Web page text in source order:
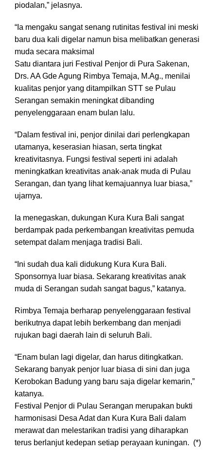
piodalan,” jelasnya.
“Ia mengaku sangat senang rutinitas festival ini meski
baru dua kali digelar namun bisa melibatkan generasi
muda secara maksimal
Satu diantara juri Festival Penjor di Pura Sakenan,
Drs. AA Gde Agung Rimbya Temaja, M.Ag., menilai
kualitas penjor yang ditampilkan STT se Pulau
Serangan semakin meningkat dibanding
penyelenggaraan enam bulan lalu.
“Dalam festival ini, penjor dinilai dari perlengkapan
utamanya, keserasian hiasan, serta tingkat
kreativitasnya. Fungsi festival seperti ini adalah
meningkatkan kreativitas anak-anak muda di Pulau
Serangan, dan tyang lihat kemajuannya luar biasa,”
ujarnya.
Ia menegaskan, dukungan Kura Kura Bali sangat
berdampak pada perkembangan kreativitas pemuda
setempat dalam menjaga tradisi Bali.
“Ini sudah dua kali didukung Kura Kura Bali.
Sponsornya luar biasa. Sekarang kreativitas anak
muda di Serangan sudah sangat bagus,” katanya.
Rimbya Temaja berharap penyelenggaraan festival
berikutnya dapat lebih berkembang dan menjadi
rujukan bagi daerah lain di seluruh Bali.
“Enam bulan lagi digelar, dan harus ditingkatkan.
Sekarang banyak penjor luar biasa di sini dan juga
Kerobokan Badung yang baru saja digelar kemarin,”
katanya.
Festival Penjor di Pulau Serangan merupakan bukti
harmonisasi Desa Adat dan Kura Kura Bali dalam
merawat dan melestarikan tradisi yang diharapkan
terus berlanjut kedepan setiap perayaan kuningan. (*)